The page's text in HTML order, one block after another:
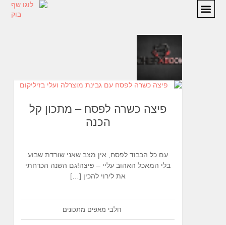
מתכונים
יצירת קשר
פיצה כשרה לפסח – מתכון קל
הכנה
עם כל הכבוד לפסח, אין מצב שאני שורדת שבוע
בלי המאכל האהוב עליי – פיצה!גם השנה הכרחתי
את לירוי להכין […]
חלבי מאפים מתכונים